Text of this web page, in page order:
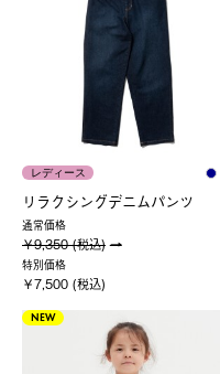
レディース
リラクシングデニムパンツ
通常価格
￥9,350 (税込)
特別価格
￥7,500 (税込)
NEW